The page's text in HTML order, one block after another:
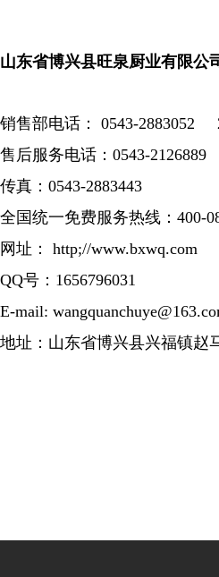
山东省博兴县旺泉厨业有限公
销售部电话： 0543-2883052
售后服务电话：0543-
传真：0543-2883443
全国统一免费服务热线：400-
网址： http;//www.bxwq.com
QQ号：1656796031
E-mail:
地址：山东省博兴县兴福镇赵